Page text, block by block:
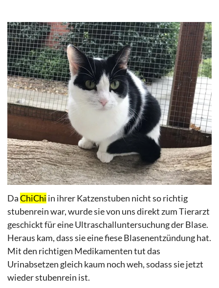
DaChiChi in ihrer Katzenstuben nicht so richtig
stubenreinwar, wurde sie von uns direkt zum Tierarzt
geschickt für eineUltraschalluntersuchungder Blase.
Heraus kam,dasssie eine fiese Blasenentzündung hat.
Mit den richtigen Medikamenten tut das
Urinabsetzen gleich kaum noch weh,sodasssie jetzt
wiederstubenrein ist.